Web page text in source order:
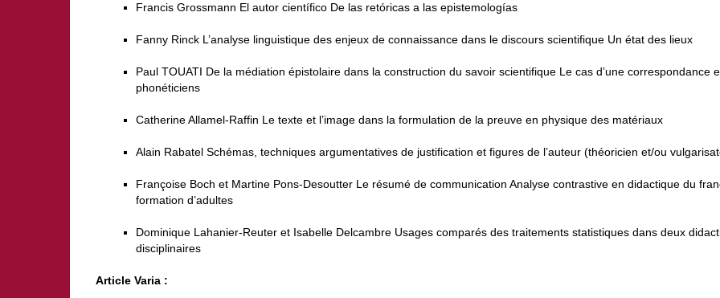
Francis Grossmann El autor científico De las retóricas a las epistemologías
Fanny Rinck L’analyse linguistique des enjeux de connaissance dans le discours scientifique Un état des lieux
Paul TOUATI De la médiation épistolaire dans la construction du savoir scientifique Le cas d’une correspondance
phonéticiens
Catherine Allamel-Raffin Le texte et l’image dans la formulation de la preuve en physique des matériaux
Alain Rabatel Schémas, techniques argumentatives de justification et figures de l’auteur (théoricien et/ou
Françoise Boch et Martine Pons-Desoutter Le résumé de communication Analyse contrastive en didactique du
formation d’adultes
Dominique Lahanier-Reuter et Isabelle Delcambre Usages comparés des traitements statistiques dans deux
disciplinaires
Article Varia :